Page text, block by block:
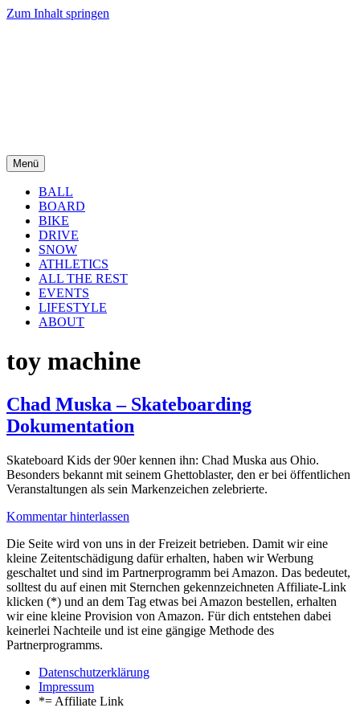
Zum Inhalt springen
Menü
BALL
BOARD
BIKE
DRIVE
SNOW
ATHLETICS
ALL THE REST
EVENTS
LIFESTYLE
ABOUT
toy machine
Chad Muska – Skateboarding
Dokumentation
Skateboard Kids der 90er kennen ihn: Chad Muska aus Ohio.
Besonders bekannt mit seinem Ghettoblaster, den er bei öffentlichen
Veranstaltungen als sein Markenzeichen zelebrierte.
Kommentar hinterlassen
Die Seite wird von uns in der Freizeit betrieben. Damit wir eine
kleine Zeitentschädigung dafür erhalten, haben wir Werbung
geschaltet und sind im Partnerprogramm bei Amazon. Das bedeutet,
solltest du auf einen mit Sternchen gekennzeichneten Affiliate-Link
klicken (*) und an dem Tag etwas bei Amazon bestellen, erhalten
wir eine kleine Provision von Amazon. Für dich entstehen dabei
keinerlei Nachteile und ist eine gängige Methode des
Partnerprogramms.
Datenschutzerklärung
Impressum
*= Affiliate Link